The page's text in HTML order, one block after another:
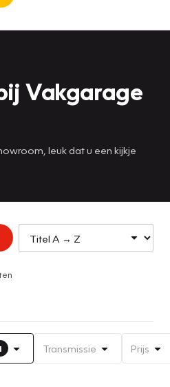
Vakgarage
leuk dat u een kijkje
Transmissie Prijs